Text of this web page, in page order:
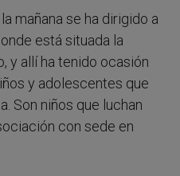
mañana se ha dirigido a
está situada la
y allí ha tenido ocasión
y adolescentes que
Son niños que luchan
con sede en